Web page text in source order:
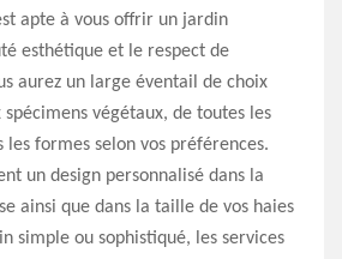
apte à vous offrir un jardin
esthétique et le respect de
aurez un large éventail de choix
végétaux, de toutes les
les formes selon vos préférences.
un design personnalisé dans la
ainsi que dans la taille de vos haies
simple ou sophistiqué, les services